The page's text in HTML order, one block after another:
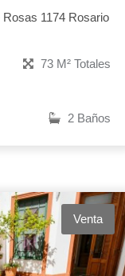
1174 Rosario
73 M² Totales
2 Baños
Venta